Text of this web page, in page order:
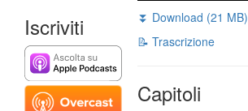
Iscriviti
⏬ Download (21 MB)
📝 Trascrizione
Capitoli